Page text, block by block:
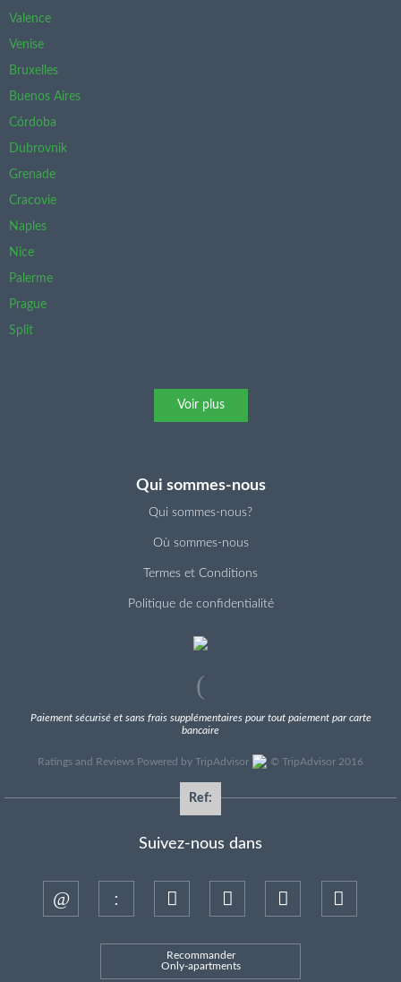
Valence
Venise
Bruxelles
Buenos Aires
Córdoba
Dubrovnik
Grenade
Cracovie
Naples
Nice
Palerme
Prague
Split
Voir plus
Qui sommes-nous
Qui sommes-nous?
Où sommes-nous
Termes et Conditions
Politique de confidentialité
Paiement sécurisé et sans frais supplémentaires pour tout paiement par carte
bancaire
Ratings and Reviews Powered by TripAdvisor © TripAdvisor 2016
Ref:
Suivez-nous dans
Recommander
Only-apartments